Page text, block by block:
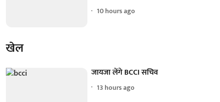
10 hours ago
खेल
जायजा लेंगे BCCI सचिव
13 hours ago